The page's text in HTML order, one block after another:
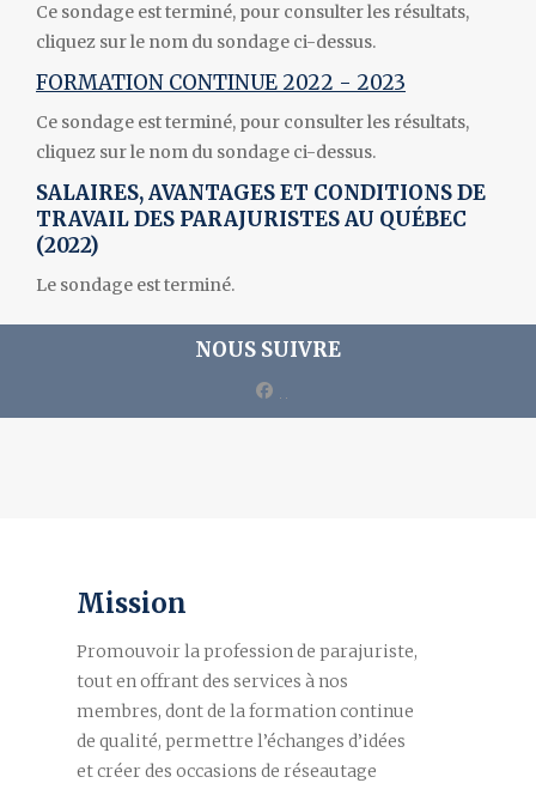
Ce sondage est terminé, pour consulter les résultats,
cliquez sur le nom du sondage ci-dessus.
FORMATION CONTINUE 2022 - 2023
Ce sondage est terminé, pour consulter les résultats,
cliquez sur le nom du sondage ci-dessus.
SALAIRES, AVANTAGES ET CONDITIONS DE
TRAVAIL DES PARAJURISTES AU QUÉBEC
(2022)
Le sondage est terminé.
NOUS SUIVRE
facebook
Mission
Promouvoir la profession de parajuriste,
tout en offrant des services à nos
membres, dont de la formation continue
de qualité, permettre l’échanges d’idées
et créer des occasions de réseautage